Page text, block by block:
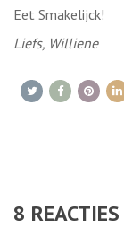
Eet Smakelijck!
Liefs, Williene
8 REACTIES